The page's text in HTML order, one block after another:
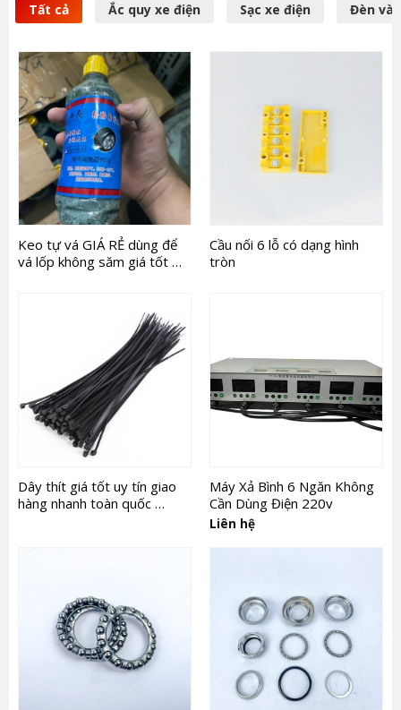
Tất cả Ắc quy xe điện Sạc xe điện Đèn và
Keo tự vá GIÁ RẺ dùng để
vá lốp không săm giá tốt …
Cầu nối 6 lỗ có dạng hình
tròn
Dây thít giá tốt uy tín giao
hàng nhanh toàn quốc …
Máy Xả Bình 6 Ngăn Không
Cần Dùng Điện 220v
Liên hệ